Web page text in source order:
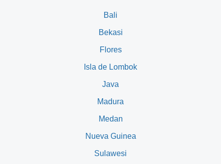
Bali
Bekasi
Flores
Isla de Lombok
Java
Madura
Medan
Nueva Guinea
Sulawesi